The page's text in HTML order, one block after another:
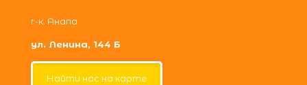
г-к. Анапа
ул. Ленина, 144 Б
Найти нас на карте